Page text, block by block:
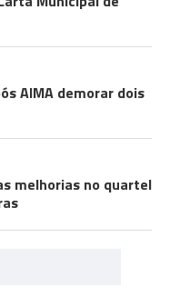
AIMA demorar dois
melhorias no quartel